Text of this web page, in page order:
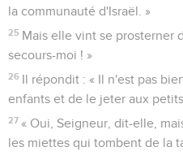
la communauté d'Israël. »
25 Mais elle vint se prosterner
secours-moi ! »
26 Il répondit : « Il n'est pas
enfants et de le jeter aux
27 « Oui, Seigneur, dit-elle,
les miettes qui tombent de la